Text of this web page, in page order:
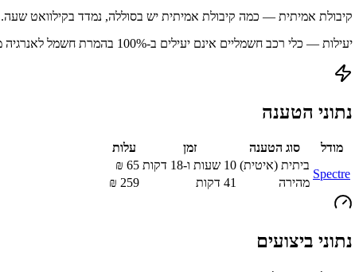
קיבולת אמיתית — כמה קיבולת אמיתית יש בסוללה, נמדד בקילוואט שעה.
יעילות — כלי רכב חשמליים אינם יעילים ב-100% בהמרת חשמל לאנרגיה מאוחסנת עקב הפסדים בתהליך הטעינה.
נתוני הטענה
מודל סוג הטענה זמן
עלות
Spectre
ביתית (איטית) 10 שעות ו-18 דקות 65
₪
מהירה
41 דקות 259
₪
נתוני ביצועים